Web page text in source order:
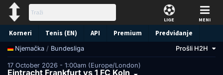
LIGE MENI
Korneri Tenis (EN) API Premium Predviđanje
Njemačka / Bundesliga Prošli H2H
17 October 2026 - 1:00am (Europe/London)
Eintracht Frankfurt vs 1 FC Koln